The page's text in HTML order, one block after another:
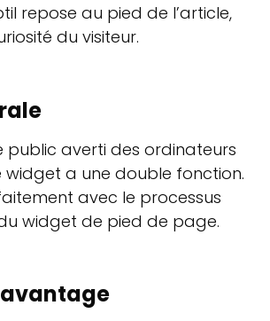
repose au pied de l’article,
du visiteur.
public averti des ordinateurs
widget a une double fonction.
avec le processus
widget de pied de page.